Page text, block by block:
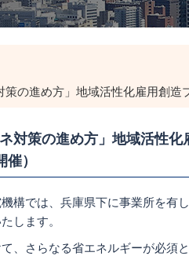
策の進め方」地域活性化雇用創
対策の進め方」地域活性
）
機構では、兵庫県下に事業所を
します。
、さらなる省エネルギーが必須